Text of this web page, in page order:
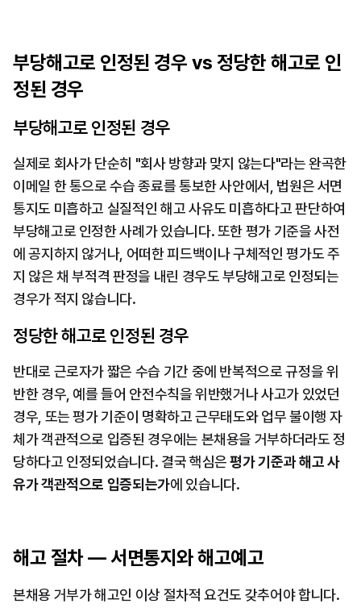
부당해고로 인정된 경우 vs 정당한 해고로 인
정된 경우
부당해고로 인정된 경우
실제로 회사가 단순히 "회사 방향과 맞지 않는다"라는 완곡한
이메일 한 통으로 수습 종료를 통보한 사안에서, 법원은 서면
통지도 미흡하고 실질적인 해고 사유도 미흡하다고 판단하여
부당해고로 인정한 사례가 있습니다. 또한 평가 기준을 사전
에 공지하지 않거나, 어떠한 피드백이나 구체적인 평가도 주
지 않은 채 부적격 판정을 내린 경우도 부당해고로 인정되는
경우가 적지 않습니다.
정당한 해고로 인정된 경우
반대로 근로자가 짧은 수습 기간 중에 반복적으로 규정을 위
반한 경우, 예를 들어 안전수칙을 위반했거나 사고가 있었던
경우, 또는 평가 기준이 명확하고 근무태도와 업무 불이행 자
체가 객관적으로 입증된 경우에는 본채용을 거부하더라도 정
당하다고 인정되었습니다. 결국 핵심은 평가 기준과 해고 사
유가 객관적으로 입증되는가에 있습니다.
해고 절차 — 서면통지와 해고예고
본채용 거부가 해고인 이상 절차적 요건도 갖추어야 합니다.